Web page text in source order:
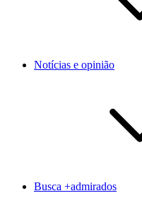
Notícias e opinião
Busca +admirados